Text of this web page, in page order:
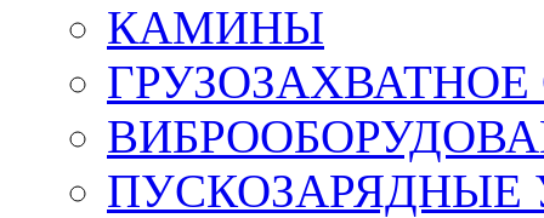
КАМИНЫ
ПУСКОЗАРЯДНЫЕ